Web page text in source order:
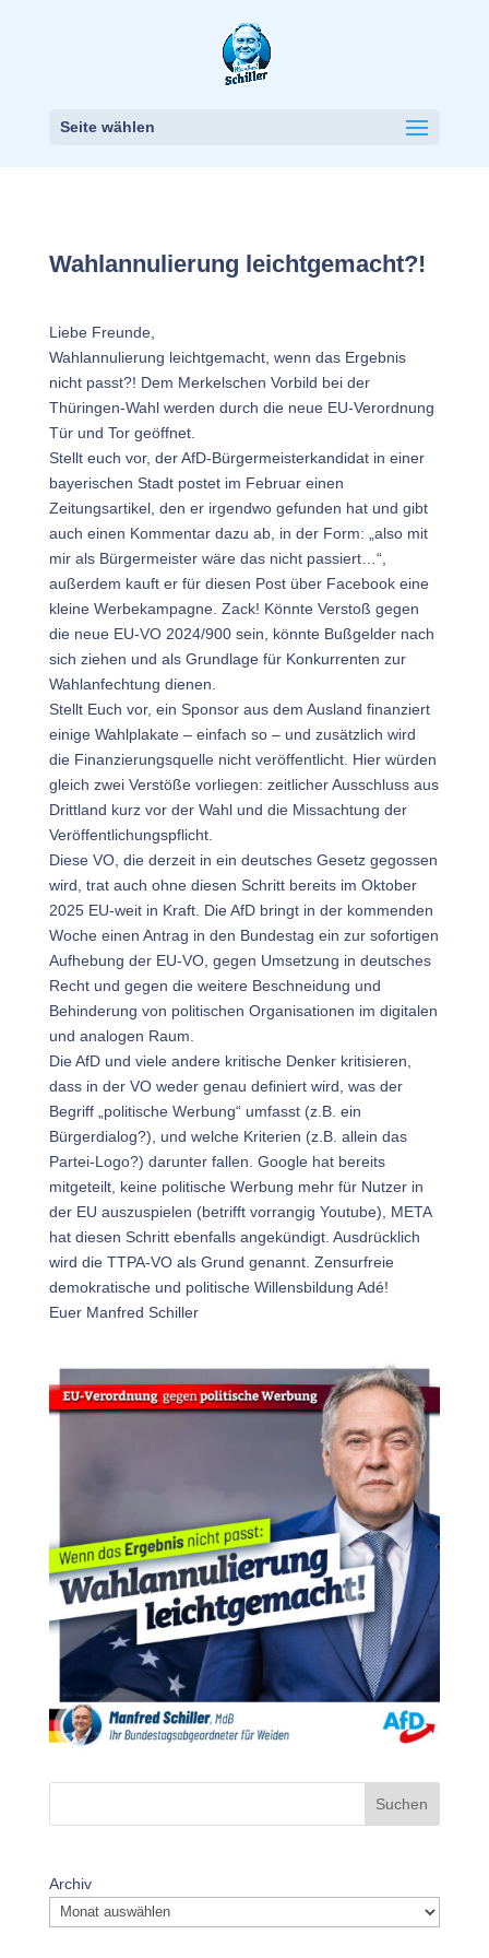
Seite wählen
Wahlannulierung leichtgemacht?!
Liebe Freunde,
Wahlannulierung leichtgemacht, wenn das Ergebnis
nicht passt?! Dem Merkelschen Vorbild bei der
Thüringen-Wahl werden durch die neue EU-Verordnung
Tür und Tor geöffnet.
Stellt euch vor, der AfD-Bürgermeisterkandidat in einer
bayerischen Stadt postet im Februar einen
Zeitungsartikel, den er irgendwo gefunden hat und gibt
auch einen Kommentar dazu ab, in der Form: „also mit
mir als Bürgermeister wäre das nicht passiert…“,
außerdem kauft er für diesen Post über Facebook eine
kleine Werbekampagne. Zack! Könnte Verstoß gegen
die neue EU-VO 2024/900 sein, könnte Bußgelder nach
sich ziehen und als Grundlage für Konkurrenten zur
Wahlanfechtung dienen.
Stellt Euch vor, ein Sponsor aus dem Ausland finanziert
einige Wahlplakate – einfach so – und zusätzlich wird
die Finanzierungsquelle nicht veröffentlicht. Hier würden
gleich zwei Verstöße vorliegen: zeitlicher Ausschluss aus
Drittland kurz vor der Wahl und die Missachtung der
Veröffentlichungspflicht.
Diese VO, die derzeit in ein deutsches Gesetz gegossen
wird, trat auch ohne diesen Schritt bereits im Oktober
2025 EU-weit in Kraft. Die AfD bringt in der kommenden
Woche einen Antrag in den Bundestag ein zur sofortigen
Aufhebung der EU-VO, gegen Umsetzung in deutsches
Recht und gegen die weitere Beschneidung und
Behinderung von politischen Organisationen im digitalen
und analogen Raum.
Die AfD und viele andere kritische Denker kritisieren,
dass in der VO weder genau definiert wird, was der
Begriff „politische Werbung“ umfasst (z.B. ein
Bürgerdialog?), und welche Kriterien (z.B. allein das
Partei-Logo?) darunter fallen. Google hat bereits
mitgeteilt, keine politische Werbung mehr für Nutzer in
der EU auszuspielen (betrifft vorrangig Youtube), META
hat diesen Schritt ebenfalls angekündigt. Ausdrücklich
wird die TTPA-VO als Grund genannt. Zensurfreie
demokratische und politische Willensbildung Adé!
Euer Manfred Schiller
Suchen
Archiv